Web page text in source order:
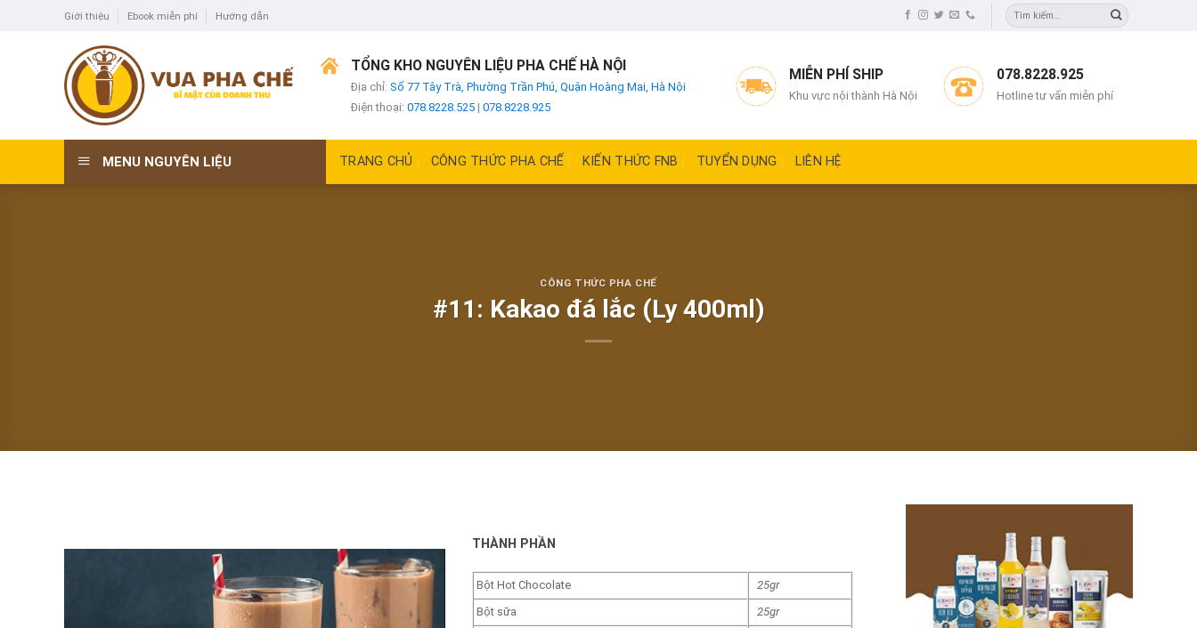
Giới thiệu Ebook miễn phí Hướng dẫn
TỔNG KHO NGUYÊN LIỆU PHA CHẾ HÀ NỘI
Địa chỉ:Số 77 Tây Trà, Phường Trần Phú, Quận Hoàng Mai, Hà Nội
Điện thoại:078.8228.525 |078.8228.925
MIỄN PHÍ SHIP
Khu vực nội thành Hà Nội
078.8228.925
Hotline tư vấn miễn phí
MENU NGUYÊN LIỆU TRANG CHỦ CÔNG THỨC PHA CHẾ KIẾN THỨC FNB TUYỂN DỤNG LIÊN HỆ
CÔNG THỨC PHA CHẾ
#11: Kakao đá lắc (Ly 400ml)
THÀNH PHẦN
Bột Hot Chocolate
25gr
Bột sữa
25gr